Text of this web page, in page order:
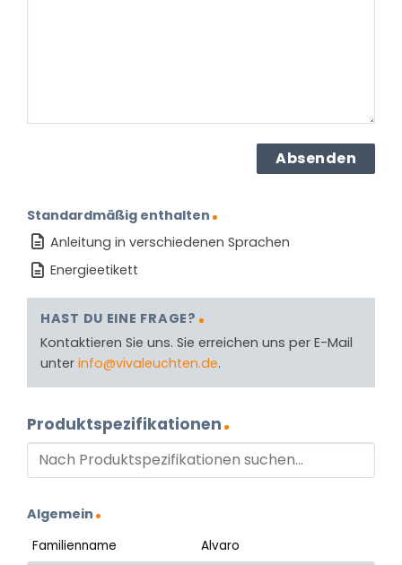
Standardmäßig enthalten
Anleitung in verschiedenen Sprachen
Energieetikett
HAST DU EINE FRAGE?
Kontaktieren Sie uns. Sie erreichen uns per E-Mail
unter info@vivaleuchten.de.
Produktspezifikationen
Algemein
Familienname
Alvaro